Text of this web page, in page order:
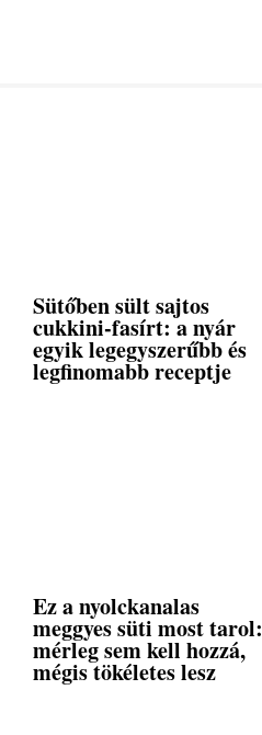
Sütőben sült sajtos
cukkini-fasírt: a nyár
egyik legegyszerűbb és
legfinomabb receptje
Ez a nyolckanalas
meggyes süti most tarol:
mérleg sem kell hozzá,
mégis tökéletes lesz